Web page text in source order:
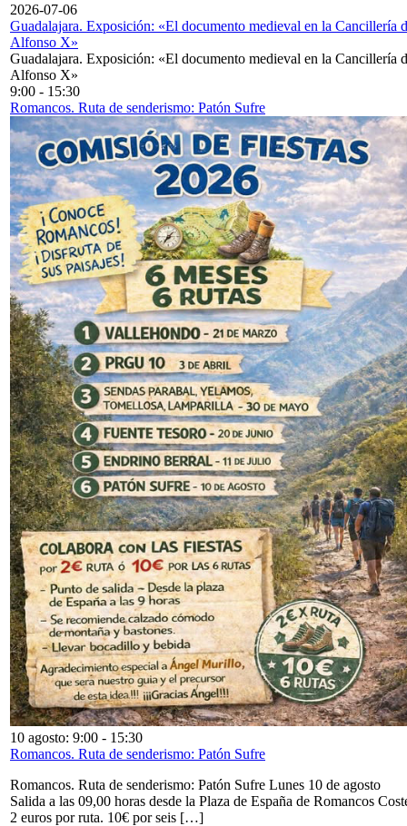
2026-07-06
Guadalajara. Exposición: «El documento medieval en la Cancillería
Alfonso X»
Guadalajara. Exposición: «El documento medieval en la Cancillería
Alfonso X»
9:00 - 15:30
Romancos. Ruta de senderismo: Patón Sufre
10 agosto: 9:00 - 15:30
Romancos. Ruta de senderismo: Patón Sufre
Romancos. Ruta de senderismo: Patón Sufre Lunes 10 de agosto
Salida a las 09,00 horas desde la Plaza de España de Romancos
2 euros por ruta. 10€ por seis […]